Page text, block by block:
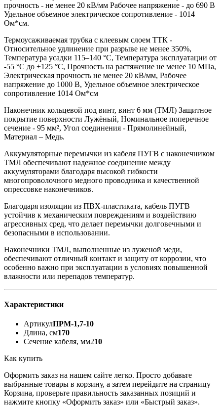
прочность - не менее 20 кВ/мм Рабочее напряжение - до 690 В
Удельное объемное электрическое сопротивление - 1014
Ом*см.
Термоусаживаемая трубка с клеевым слоем ТТК -
Относительное удлинение при разрыве не менее 350%,
Температура усадки 115–140 °C, Температура эксплуатации от
-55 °C до +125 °C, Прочность на растяжение не менее 10 МПа,
Электрическая прочность не менее 20 кВ/мм, Рабочее
напряжение до 1000 В, Удельное объемное электрическое
сопротивление 1014 Ом*см
Наконечник кольцевой под винт, винт 6 мм (ТМЛ) Защитное
покрытие поверхности Лужёный, Номинальное поперечное
сечение - 95 мм², Угол соединения - Прямолинейный,
Материал – Медь.
Аккумуляторные перемычки из кабеля ПУГВ с наконечником
ТМЛ обеспечивают надежное соединение между
аккумуляторами благодаря высокой гибкости
многопроволочного медного проводника и качественной
опрессовке наконечников.
Благодаря изоляции из ПВХ-пластиката, кабель ПУГВ
устойчив к механическим повреждениям и воздействию
агрессивных сред, что делает перемычки долговечными и
безопасными в использовании.
Наконечники ТМЛ, выполненные из луженой меди,
обеспечивают отличный контакт и защиту от коррозии, что
особенно важно при эксплуатации в условиях повышенной
влажности или перепадов температур.
Характеристики
АртикулПРМ-1,7-10
Длина, см170
Сечение кабеля, мм210
Как купить
Оформить заказ на нашем сайте легко. Просто добавьте
выбранные товары в корзину, а затем перейдите на страницу
Корзина, проверьте правильность заказанных позиций и
нажмите кнопку «Оформить заказ» или «Быстрый заказ».